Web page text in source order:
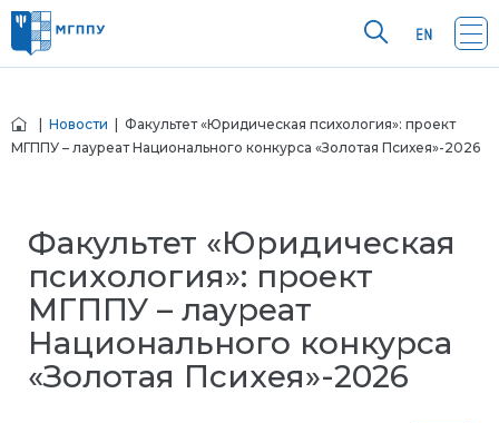
Новости | Факультет «Юридическая психология»: проект
МГППУ – лауреат Национального конкурса «Золотая Психея»-2026
Факультет «Юридическая
психология»: проект
МГППУ – лауреат
Национального конкурса
«Золотая Психея»-2026